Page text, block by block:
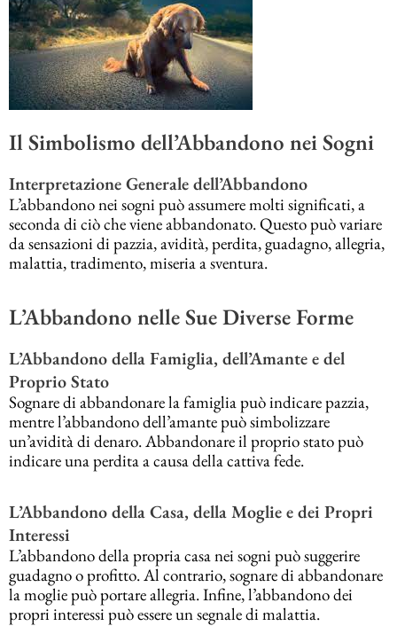
Il Simbolismo dell’Abbandono nei Sogni
Interpretazione Generale dell’Abbandono
L’abbandono nei sogni può assumere molti significati, a
seconda di ciò che viene abbandonato. Questo può variare
da sensazioni di pazzia, avidità, perdita, guadagno, allegria,
malattia, tradimento, miseria a sventura.
L’Abbandono nelle Sue Diverse Forme
L’Abbandono della Famiglia, dell’Amante e del
Proprio Stato
Sognare di abbandonare la famiglia può indicare pazzia,
mentre l’abbandono dell’amante può simbolizzare
un’avidità di denaro. Abbandonare il proprio stato può
indicare una perdita a causa della cattiva fede.
L’Abbandono della Casa, della Moglie e dei Propri
Interessi
L’abbandono della propria casa nei sogni può suggerire
guadagno o profitto. Al contrario, sognare di abbandonare
la moglie può portare allegria. Infine, l’abbandono dei
propri interessi può essere un segnale di malattia.